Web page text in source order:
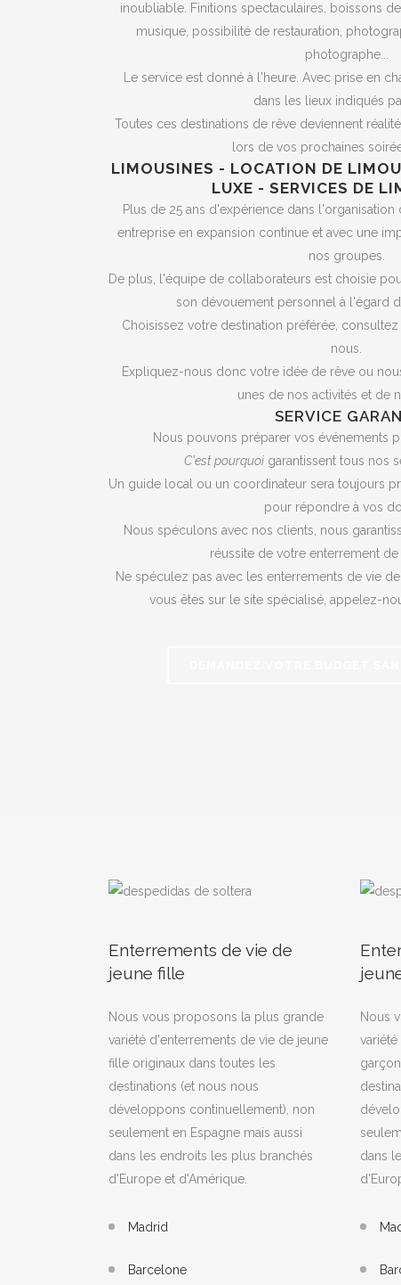
inoubliable. Finitions spectaculaires, boissons
musique, possibilité de restauration,
photographe...
Le service est donné à l'heure. Avec prise en
dans les lieux indiqués
Toutes ces destinations de rêve deviennent
lors de vos prochaines
LIMOUSINES - LOCATION DE
LUXE - SERVICES DE
Plus de 25 ans d'expérience dans
entreprise en expansion continue et avec une
nos groupes.
De plus, l'équipe de collaborateurs est choisie
son dévouement personnel à l'égard
Choisissez votre destination préférée,
nous.
Expliquez-nous donc votre idée de rêve ou
unes de nos activités et de
SERVICE
Nous pouvons préparer vos événements
C'est pourquoi garantissent tous nos
Un guide local ou un coordinateur sera toujours
pour répondre à vos
Nous spéculons avec nos clients, nous
réussite de votre enterrement de
Ne spéculez pas avec les enterrements de vie
vous êtes sur le site spécialisé, appelez-
Enterrements de vie de
jeune fille
Nous vous proposons la plus grande
variété d'enterrements de vie de jeune
fille originaux dans toutes les
destinations (et nous nous
développons continuellement), non
seulement en Espagne mais aussi
dans les endroits les plus branchés
d'Europe et d'Amérique.
Madrid
Barcelone
Nous
dans